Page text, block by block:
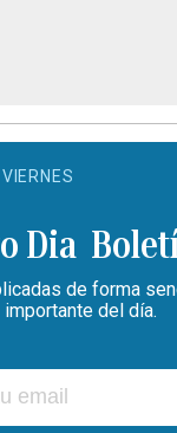
de forma
del día.